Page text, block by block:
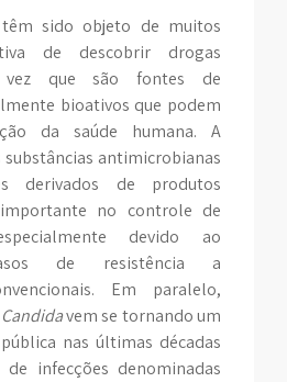
sido objeto de muitos
de descobrir drogas
vez que são fontes de
bioativos que podem
da saúde humana. A
antimicrobianas
derivados de produtos
no controle de
devido ao
de resistência a
Em paralelo,
Candidavem se tornando um
nas últimas décadas
infecções denominadas